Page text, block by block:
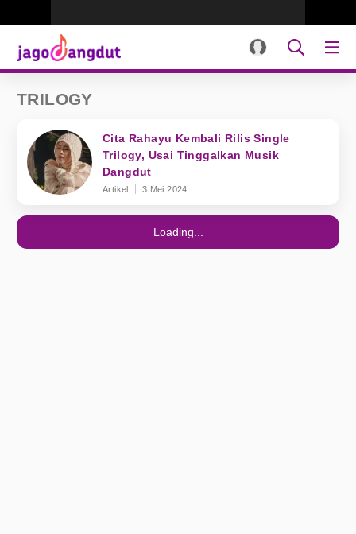
TRILOGY
Cita Rahayu Kembali Rilis Single
Trilogy, Usai Tinggalkan Musik
Dangdut
Artikel 3 Mei 2024
Loading...